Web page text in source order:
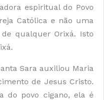
espiritual do Povo
Católica e não uma
qualquer Orixá. Isto
Sara auxiliou Maria
de Jesus Cristo.
do povo cigano, ela é